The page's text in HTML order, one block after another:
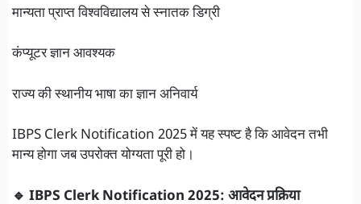
मान्यता प्राप्त विश्वविद्यालय से स्नातक डिग्री
कंप्यूटर ज्ञान आवश्यक
राज्य की स्थानीय भाषा का ज्ञान अनिवार्य
IBPS Clerk Notification 2025 में यह स्पष्ट है कि आवेदन तभी
मान्य होगा जब उपरोक्त योग्यता पूरी हो।
🔹 IBPS Clerk Notification 2025: आवेदन प्रक्रिया